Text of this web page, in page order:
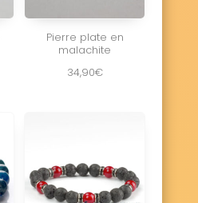
Pierre plate en
malachite
34,90€